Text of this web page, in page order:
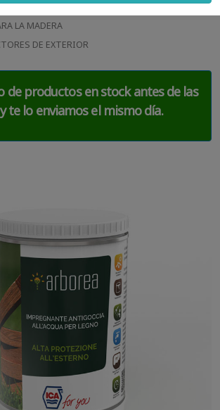
LA MADERA
DE EXTERIOR
de productos en stock antes de las
te lo enviamos el mismo día.